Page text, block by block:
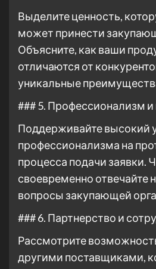
Выделите ценность,
может принести
Объясните, как ваши
отличаются от
уникальные
### 5. Профессионализм
Поддерживайте высокий
профессионализма на
процесса подачи заявки.
своевременно отвечайте
вопросы закупающей
### 6. Партнерство и
Рассмотрите
другими поставщиками,